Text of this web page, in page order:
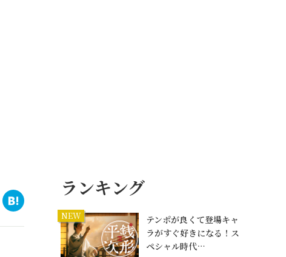
ランキング
NEW
テンポが良くて登場キャ
ラがすぐ好きになる！ス
ペシャル時代…